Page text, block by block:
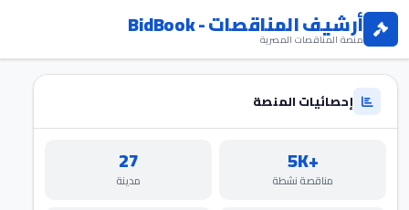
أرشيف المناقصات - BidBook
منصة المناقصات المصرية
إحصائيات المنصة
+5K
مناقصة نشطة
27
مدينة